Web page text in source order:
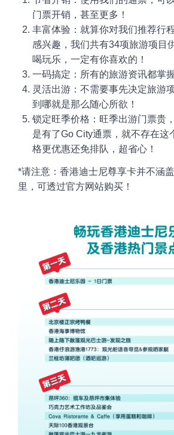
门票开销，甚至更多！
丰富体验：就算你对我们推荐行
感兴趣，我们共有34项旅游项目
喝玩乐，一定有你喜欢的！
一码搞定：所有的旅游资讯都掌
灵活出游：不需要事先决定旅游
到哪就是那么随心所欲！
锁定旺季价格：旺季出游门票贵
是有了Go City通票，就不存在这
格更优惠还免排队，超省心！
*请注意：香港迪士尼尊享卡并不涵
里，可透过官方网站购买！